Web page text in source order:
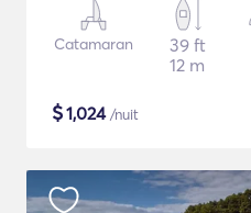
Catamaran
39 ft
12 m
$1,024/nuit